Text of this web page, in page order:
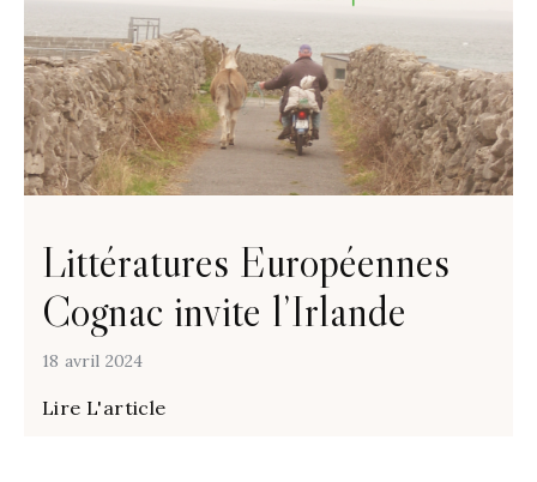
Littératures Européennes
Cognac invite l’Irlande
18 avril 2024
Lire L'article